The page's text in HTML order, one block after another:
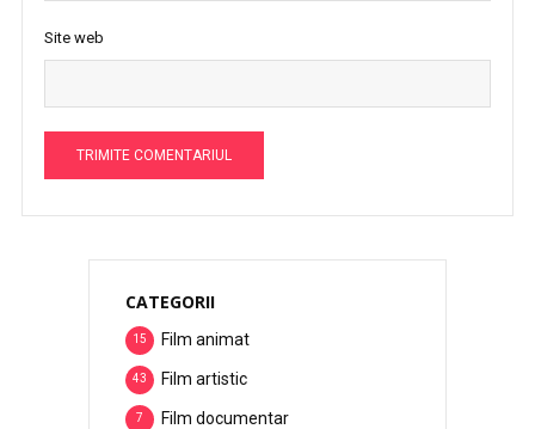
Site web
CATEGORII
Film animat
15
Film artistic
43
Film documentar
7